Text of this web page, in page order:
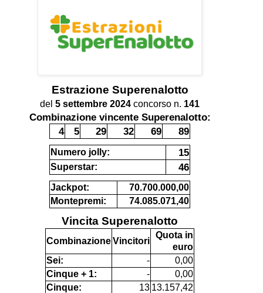
Estrazione Superenalotto
del 5 settembre 2024 concorso n. 141
Combinazione vincente Superenalotto:
4
5 29 32 69 89
Numero jolly: 15
Superstar: 46
Jackpot:
70.700.000,00
Montepremi:
74.085.071,40
Vincita Superenalotto
CombinazioneVincitori
Quota in
euro
Sei:
-
0,00
Cinque + 1:
-
0,00
Cinque:
13 13.157,42